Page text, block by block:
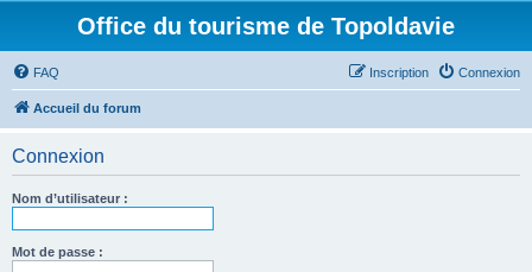
Office du tourisme de Topoldavie
FAQ Connexion
Inscription
Accueil du forum
Connexion
Nom d’utilisateur :
Mot de passe :